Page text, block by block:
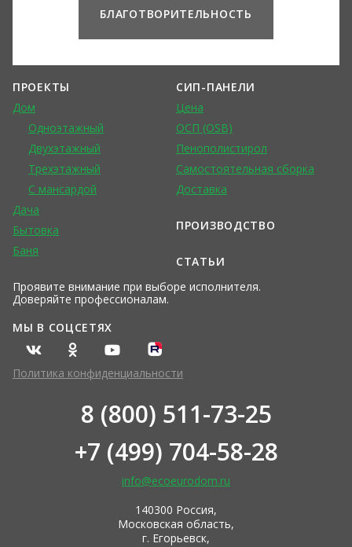
БЛАГОТВОРИТЕЛЬНОСТЬ
ПРОЕКТЫ
Дом
Одноэтажный
Двухэтажный
Трехэтажный
С мансардой
Дача
Бытовка
Баня
Проявите внимание при выборе исполнителя.
Доверяйте профессионалам.
СИП-ПАНЕЛИ
Цена
ОСП (OSB)
Пенополистирол
Самостоятельная сборка
Доставка
ПРОИЗВОДСТВО
СТАТЬИ
МЫ В СОЦСЕТЯХ
Политика конфиденциальности
8 (800) 511-73-25
+7 (499) 704-58-28
info@ecoeurodom.ru
140300 Россия,
Московская область,
г. Егорьевск,